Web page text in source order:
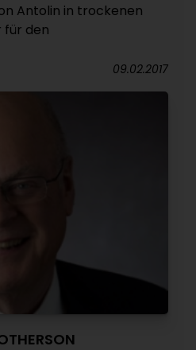
Antolin in trockenen
für den
09.02.2017